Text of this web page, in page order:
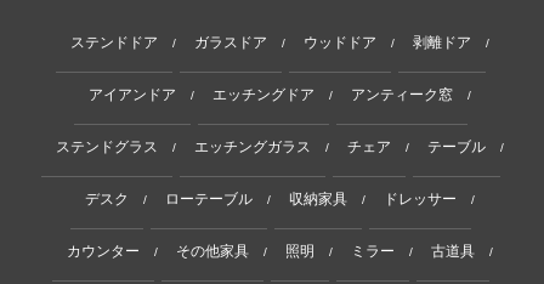
ステンドドア / ガラスドア / ウッドドア / 剥離ドア /
アイアンドア / エッチングドア / アンティーク窓 /
ステンドグラス / エッチングガラス / チェア / テーブル /
デスク / ローテーブル / 収納家具 / ドレッサー /
カウンター / その他家具 / 照明 / ミラー / 古道具 /